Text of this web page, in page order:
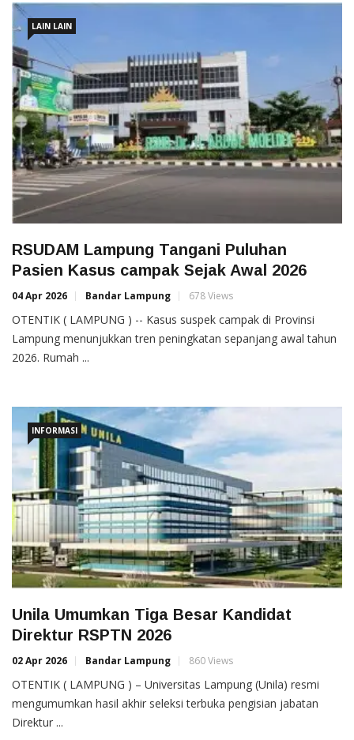
LAIN LAIN
RSUDAM Lampung Tangani Puluhan
Pasien Kasus campak Sejak Awal 2026
04 Apr 2026 Bandar Lampung 678 Views
OTENTIK ( LAMPUNG ) -- Kasus suspek campak di Provinsi
Lampung menunjukkan tren peningkatan sepanjang awal tahun
2026. Rumah ...
INFORMASI
Unila Umumkan Tiga Besar Kandidat
Direktur RSPTN 2026
02 Apr 2026 Bandar Lampung 860 Views
OTENTIK ( LAMPUNG ) – Universitas Lampung (Unila) resmi
mengumumkan hasil akhir seleksi terbuka pengisian jabatan
Direktur ...